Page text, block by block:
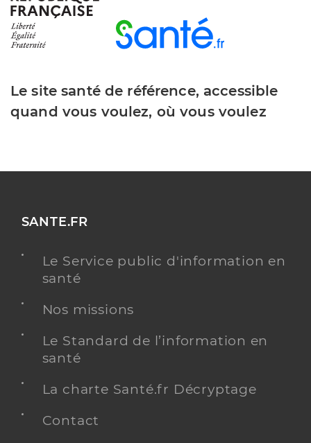
Le site santé de référence, accessible
quand vous voulez, où vous voulez
SANTE.FR
Le Service public d'information en
santé
Nos missions
Le Standard de l’information en
santé
La charte Santé.fr Décryptage
Contact